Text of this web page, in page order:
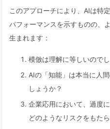
このアプローチにより、AIは特
パフォーマンスを示すものの、
生まれます：
模倣は理解に等しいので
AIの「知能」は本当に人
しょうか？
企業応用において、過度
どのようなリスクをもた